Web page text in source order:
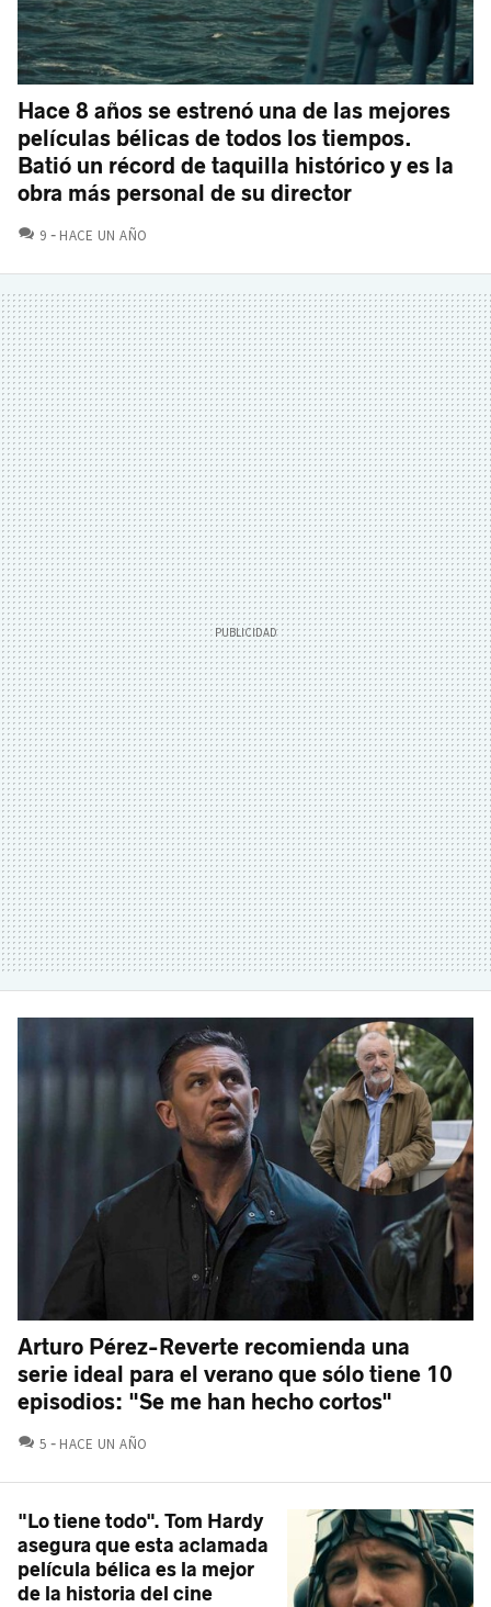
Hace 8 años se estrenó una de las mejores
películas bélicas de todos los tiempos.
Batió un récord de taquilla histórico y es la
obra más personal de su director
9 COMENTARIOS
HACE UN AÑO
Arturo Pérez-Reverte recomienda una
serie ideal para el verano que sólo tiene 10
episodios: "Se me han hecho cortos"
5 COMENTARIOS
HACE UN AÑO
"Lo tiene todo". Tom Hardy
asegura que esta aclamada
película bélica es la mejor
de la historia del cine